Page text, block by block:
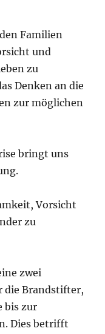
Familien
und
zu
Denken an die
zur möglichen
bringt uns
Vorsicht
zu
zwei
die Brandstifter,
bis zur
Dies betrifft